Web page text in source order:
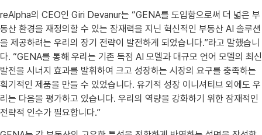
reAlpha의 CEO인 Giri Devanur는 “GENA를 도입함으로써 더 넓은 부
동산 환경을 재정의할 수 있는 잠재력을 지닌 혁신적인 부동산 AI 솔루션
을 제공하려는 우리의 장기 전략이 발전하게 되었습니다.”라고 말했습니
다. “GENA를 통해 우리는 기존 독점 AI 모델과 대규모 언어 모델의 최신
발전을 시너지 효과를 발휘하여 크고 성장하는 시장의 요구를 충족하는
획기적인 제품을 만들 수 있었습니다. 유기적 성장 이니셔티브 외에도 우
리는 다음을 평가하고 있습니다. 우리의 역량을 강화하기 위한 잠재적인
전략적 인수가 필요합니다.”